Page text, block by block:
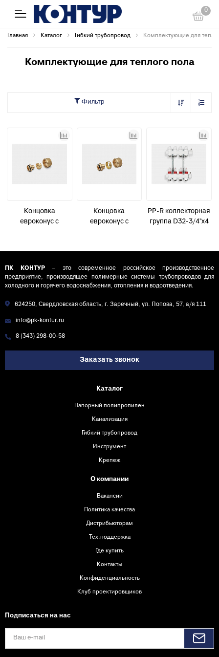
0
Главная Каталог Гибкий трубопровод Комплектующие для
Комплектующие для теплого пола
Фильтр
Концовка
евроконус с
Контур-И
Концовка
евроконус с
Контур-И
PP-R коллекторная
группа D32-3/4"х4
ПК КОНТУР– это современное российское производственное
предприятие, производящее полимерные системы трубопроводов для
холодного и горячего водоснабжения, отопления и водоотведения.
624250, Свердловская область, г. Заречный, ул. Попова, 57, а/я 111
info@pk-kontur.ru
8 (343) 298-00-58
Заказать звонок
Каталог
Напорный полипропилен
Канализация
Гибкий трубопровод
Инструмент
Крепеж
О компании
Вакансии
Политика качества
Дистрибьюторам
Тех.поддержка
Где купить
Контакты
Конфиденциальность
Клуб проектировщиков
Подписаться на нас